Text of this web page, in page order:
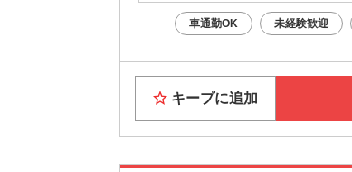
車通勤OK 未経験歓迎
キープに追加